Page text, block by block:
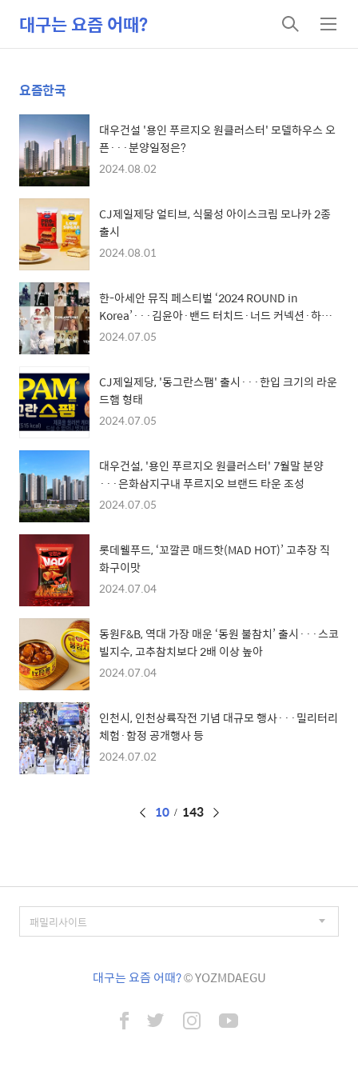
대구는 요즘 어때?
검
색
메
뉴
요즘한국
대우건설 '용인 푸르지오 원클러스터' 모델하우스 오
픈···분양일정은?
2024.08.02
CJ제일제당 얼티브, 식물성 아이스크림 모나카 2종
출시
2024.08.01
한-아세안 뮤직 페스티벌 ‘2024 ROUND in
Korea’···김윤아·밴드 터치드·너드 커넥션·하이
키 등
2024.07.05
CJ제일제당, '동그란스팸' 출시···한입 크기의 라운
드햄 형태
2024.07.05
대우건설, '용인 푸르지오 원클러스터' 7월말 분양
···은화삼지구내 푸르지오 브랜드 타운 조성
2024.07.05
롯데웰푸드, ‘꼬깔콘 매드핫(MAD HOT)’ 고추장 직
화구이맛
2024.07.04
동원F&B, 역대 가장 매운 ‘동원 불참치’ 출시···스코
빌지수, 고추참치보다 2배 이상 높아
2024.07.04
인천시, 인천상륙작전 기념 대규모 행사···밀리터리
체험·함정 공개행사 등
2024.07.02
페
10 143
대구는 요즘 어때?© YOZMDAEGU